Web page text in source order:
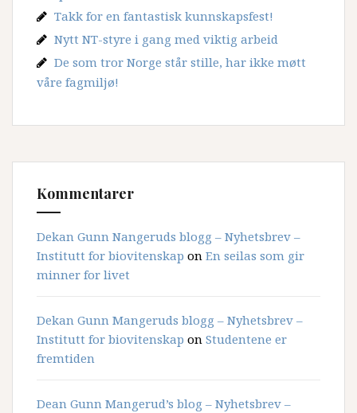
Takk for en fantastisk kunnskapsfest!
Nytt NT-styre i gang med viktig arbeid
De som tror Norge står stille, har ikke møtt
våre fagmiljø!
Kommentarer
Dekan Gunn Nangeruds blogg – Nyhetsbrev –
Institutt for biovitenskap on En seilas som gir
minner for livet
Dekan Gunn Mangeruds blogg – Nyhetsbrev –
Institutt for biovitenskap on Studentene er
fremtiden
Dean Gunn Mangerud’s blog – Nyhetsbrev –